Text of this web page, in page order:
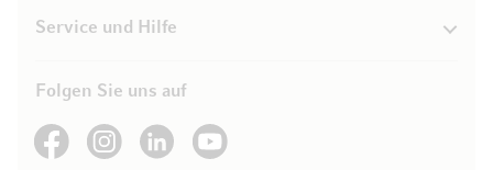
Service und Hilfe
Folgen Sie uns auf
See our FacebookSee our Instagram account
See our LinkedInSee our YouTube channel